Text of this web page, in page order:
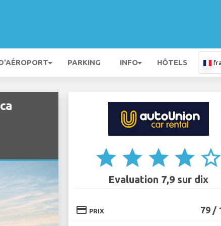
PARKING INFO HÔTELS
star star star star star_border
Evaluation 7,9 sur dix
credit_card PRIX 79 /